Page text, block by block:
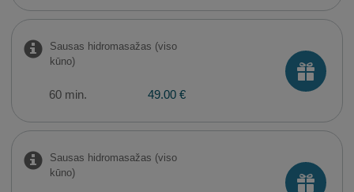
Sausas hidromasažas (viso
kūno)
60 min. 49.00 €
Sausas hidromasažas (viso
kūno)